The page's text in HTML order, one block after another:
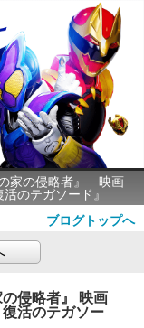
家の侵略者』 映画
のテガソード』
ブログトップへ
侵略者』 映画
活のテガソー